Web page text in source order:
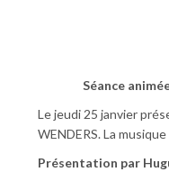
Séance
Le jeudi 25 janvier
WENDERS. La
Présentation par